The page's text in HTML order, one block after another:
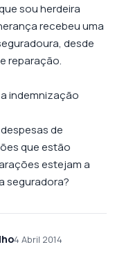
sou herdeira
recebeu uma
desde
reparação.
indemnização
de
que estão
estejam a
seguradora?
4 Abril 2014